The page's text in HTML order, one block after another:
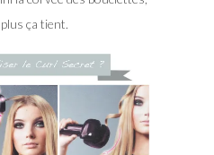
ça tient.